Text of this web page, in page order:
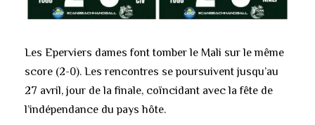
Les Eperviers dames font tomber le Mali sur le même
score (2-0). Les rencontres se poursuivent jusqu’au
27 avril, jour de la finale, coïncidant avec la fête de
l’indépendance du pays hôte.